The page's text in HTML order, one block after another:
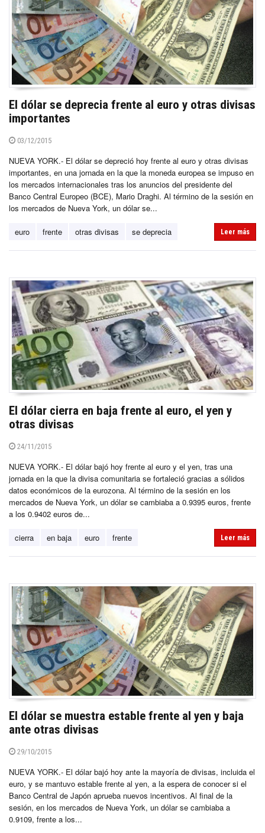
El dólar se deprecia frente al euro y otras divisas
importantes
03/12/2015
NUEVA YORK.- El dólar se depreció hoy frente al euro y otras divisas
importantes, en una jornada en la que la moneda europea se impuso en
los mercados internacionales tras los anuncios del presidente del
Banco Central Europeo (BCE), Mario Draghi. Al término de la sesión en
los mercados de Nueva York, un dólar se...
euro frente otras divisas se deprecia Leer más
El dólar cierra en baja frente al euro, el yen y
otras divisas
24/11/2015
NUEVA YORK.- El dólar bajó hoy frente al euro y el yen, tras una
jornada en la que la divisa comunitaria se fortaleció gracias a sólidos
datos económicos de la eurozona. Al término de la sesión en los
mercados de Nueva York, un dólar se cambiaba a 0.9395 euros, frente
a los 0.9402 euros de...
cierra en baja euro frente Leer más
El dólar se muestra estable frente al yen y baja
ante otras divisas
29/10/2015
NUEVA YORK.- El dólar bajó hoy ante la mayoría de divisas, incluida el
euro, y se mantuvo estable frente al yen, a la espera de conocer si el
Banco Central de Japón aprueba nuevos incentivos. Al final de la
sesión, en los mercados de Nueva York, un dólar se cambiaba a
0.9109, frente a los...